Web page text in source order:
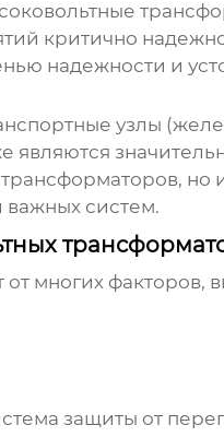
критично
надежности и
узлы
являются
но
важных систем.
от многих факторов,
защиты от